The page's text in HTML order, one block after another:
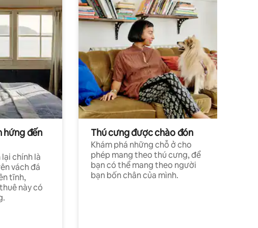
hứng đến
chính là
vách đá
tĩnh,
này có
Thú cưng được chào đón
Khám phá những chỗ ở cho
phép mang theo thú cưng, để
bạn có thể mang theo người
bạn bốn chân của mình.